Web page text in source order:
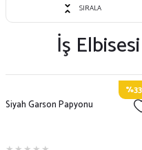
SIRALA
İş
%33
Siyah Garson Papyonu